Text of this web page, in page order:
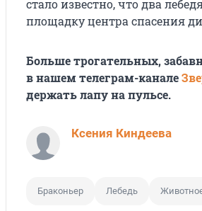
стало известно, что два
площадку центра спасения
Больше трогательных,
в нашем телеграм-канале
держать лапу на пульсе.
Ксения Киндеева
Браконьер Лебедь